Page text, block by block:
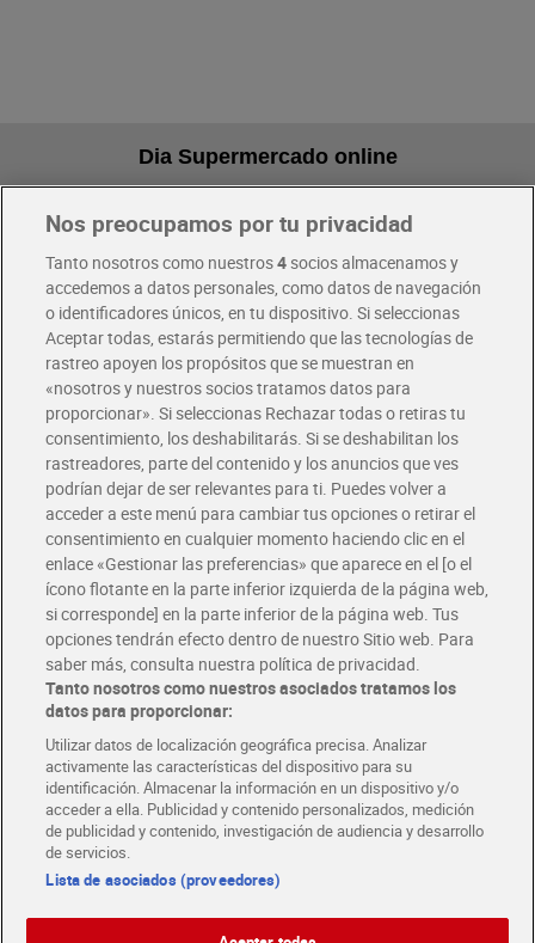
Dia Supermercado online
Pide hoy, recibe hoy
Envío gratis por compras superiores a 100€
Envío estandar por 4,99€
Glovo y Uber Eats
Solicita tu factura de Glovo o Uber Eats
Únete al CLUB Dia
Disfruta las ventajas y ofertas exclusivas.
Descárgate la APP Dia
Folletos y Tiendas
Descubre las mejores ofertas y busca tu tienda más cercana
Tarjeta MaX Dia
Te devuelve hasta 8€/mes de tus compras.
¡Solicita tu tarjeta de crédito aquí!
COMER MEJOR CADA DIA
COLABORA CON DIA ABRE TU TIENDA DIA CORPORATE
Nos preocupamos por tu privacidad
Tanto nosotros como nuestros4socios almacenamos y
accedemos a datos personales, como datos de navegación
o identificadores únicos, en tu dispositivo. Si seleccionas
Aceptar todas, estarás permitiendo que las tecnologías de
rastreo apoyen los propósitos que se muestran en
«nosotros y nuestros socios tratamos datos para
proporcionar». Si seleccionas Rechazar todas o retiras tu
consentimiento, los deshabilitarás. Si se deshabilitan los
rastreadores, parte del contenido y los anuncios que ves
podrían dejar de ser relevantes para ti. Puedes volver a
acceder a este menú para cambiar tus opciones o retirar el
consentimiento en cualquier momento haciendo clic en el
enlace «Gestionar las preferencias» que aparece en el [o el
ícono flotante en la parte inferior izquierda de la página web,
si corresponde] en la parte inferior de la página web. Tus
opciones tendrán efecto dentro de nuestro Sitio web. Para
saber más, consulta nuestra política de privacidad.
Tanto nosotros como nuestros asociados tratamos los
datos para proporcionar:
Utilizar datos de localización geográfica precisa. Analizar
activamente las características del dispositivo para su
identificación. Almacenar la información en un dispositivo y/o
acceder a ella. Publicidad y contenido personalizados, medición
de publicidad y contenido, investigación de audiencia y desarrollo
de servicios.
Lista de asociados (proveedores)